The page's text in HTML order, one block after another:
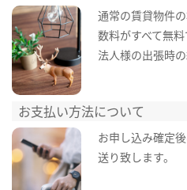
通常の賃貸物件
数料がすべて無料
法人様の出張時
お支払い方法について
お申し込み確定
送り致します。